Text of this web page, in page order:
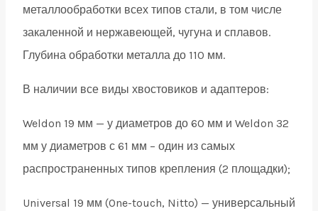
металлообработки всех типов стали, в том числе
закаленной и нержавеющей, чугуна и сплавов.
Глубина обработки металла до 110 мм.
В наличии все виды хвостовиков и адаптеров:
Weldon 19 мм — у диаметров до 60 мм и Weldon 32
мм у диаметров с 61 мм – один из самых
распространенных типов крепления (2 площадки);
Universal 19 мм (One-touch, Nitto) — универсальный